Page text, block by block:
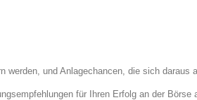
und Anlagechancen, die sich daraus
für Ihren Erfolg an der Börse